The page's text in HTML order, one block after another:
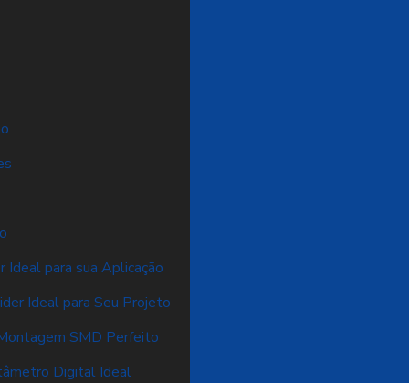
Ideal para sua Aplicação
Ideal para Seu Projeto
SMD Perfeito
Digital Ideal